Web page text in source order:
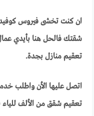
شقتك فالحل هنا بأيدي
تعقيم منازل بجدة.
اتصل عليها الأن واطلب
تعقيم شقق من الألف